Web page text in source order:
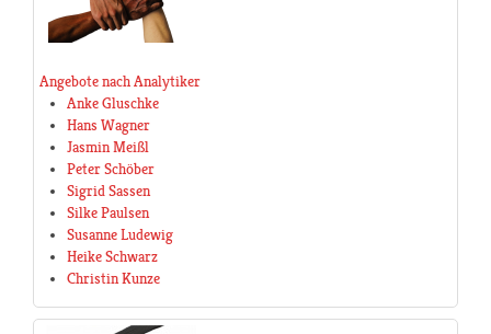
Angebote nach Analytiker
Anke Gluschke
Hans Wagner
Jasmin Meißl
Peter Schöber
Sigrid Sassen
Silke Paulsen
Susanne Ludewig
Heike Schwarz
Christin Kunze